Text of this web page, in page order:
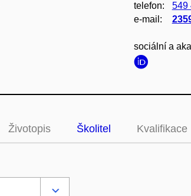
telefon: 549
e‑mail:
sociální a
Životopis Školitel Kvalifikace